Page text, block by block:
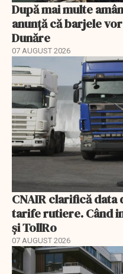
După mai multe
anunță că barjele
Dunăre
07 AUGUST 2026
CNAIR clarifică data
tarife rutiere. Când
și TollRo
07 AUGUST 2026